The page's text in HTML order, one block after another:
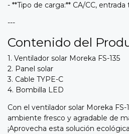
- **Tipo de carga:** CA/CC, entrada
---
Contenido del
1. Ventilador solar Moreka FS-135
2. Panel solar
3. Cable TYPE-C
4. Bombilla LED
Con el ventilador solar Moreka FS-
ambiente fresco y agradable de
¡Aprovecha esta solución